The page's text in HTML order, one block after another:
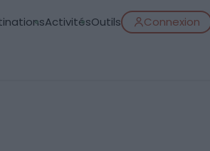
ActivitésOutils Connexion